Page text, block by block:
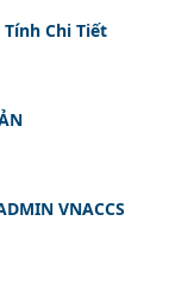
Tính Chi Tiết
VNACCS